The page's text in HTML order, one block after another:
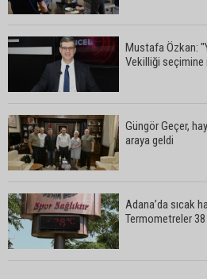
Mustafa Özkan:
Vekilliği seçimine
Güngör Geçer,
araya geldi
Adana’da sıcak
Termometreler